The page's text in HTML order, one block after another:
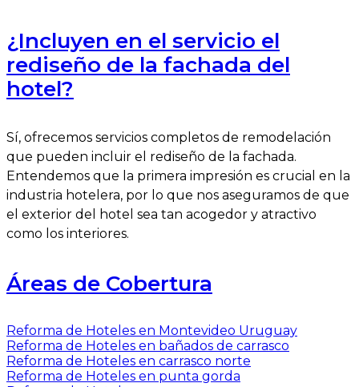
¿Incluyen en el servicio el
rediseño de la fachada del
hotel?
Sí, ofrecemos servicios completos de remodelación
que pueden incluir el rediseño de la fachada.
Entendemos que la primera impresión es crucial en la
industria hotelera, por lo que nos aseguramos de que
el exterior del hotel sea tan acogedor y atractivo
como los interiores.
Áreas de Cobertura
Reforma de Hoteles en Montevideo Uruguay
Reforma de Hoteles en bañados de carrasco
Reforma de Hoteles en carrasco norte
Reforma de Hoteles en punta gorda